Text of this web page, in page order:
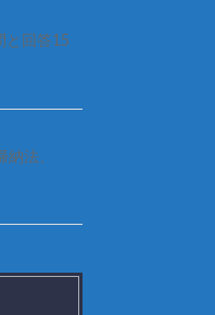
と回答15
法、